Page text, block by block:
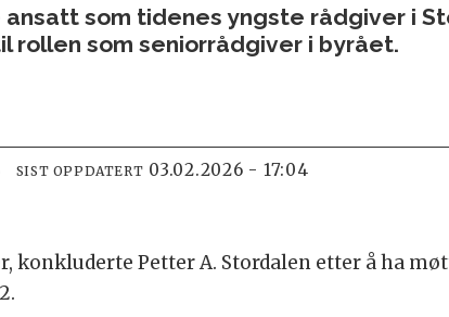
som tidenes yngste rådgiver i
rollen som seniorrådgiver i byrået.
SIST OPPDATERT 03.02.2026 - 17:04
konkluderte Petter A. Stordalen etter å ha